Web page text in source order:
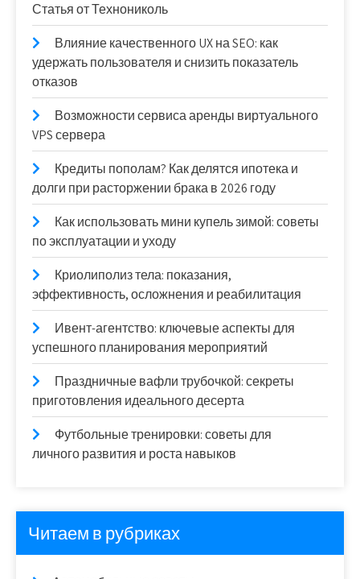
Статья от Технониколь
Влияние качественного UX на SEO: как
удержать пользователя и снизить показатель
отказов
Возможности сервиса аренды виртуального
VPS сервера
Кредиты пополам? Как делятся ипотека и
долги при расторжении брака в 2026 году
Как использовать мини купель зимой: советы
по эксплуатации и уходу
Криолиполиз тела: показания,
эффективность, осложнения и реабилитация
Ивент-агентство: ключевые аспекты для
успешного планирования мероприятий
Праздничные вафли трубочкой: секреты
приготовления идеального десерта
Футбольные тренировки: советы для
личного развития и роста навыков
Читаем в рубриках